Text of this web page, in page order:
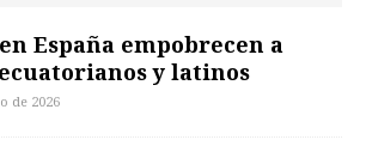
España empobrecen a
y latinos
de 2026